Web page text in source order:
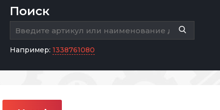
Поиск
Например: 1338761080